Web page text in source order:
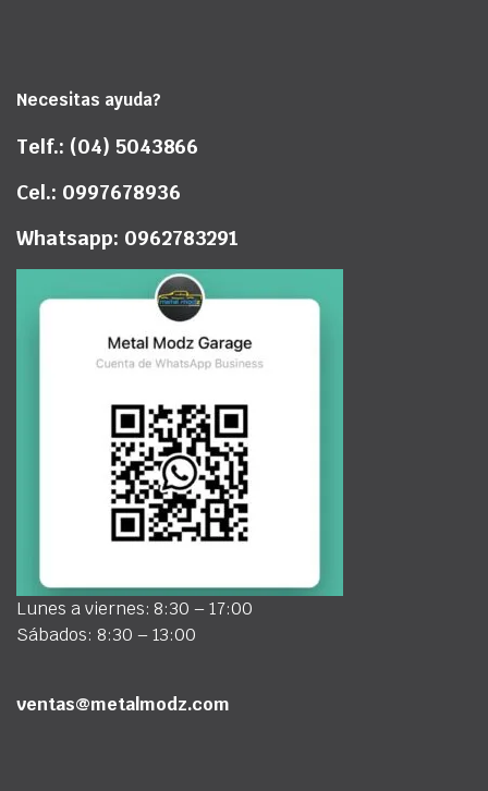
Necesitas ayuda?
Telf.: (04) 5043866
Cel.: 0997678936
Whatsapp: 0962783291
Lunes a viernes: 8:30 – 17:00
Sábados: 8:30 – 13:00
ventas@metalmodz.com